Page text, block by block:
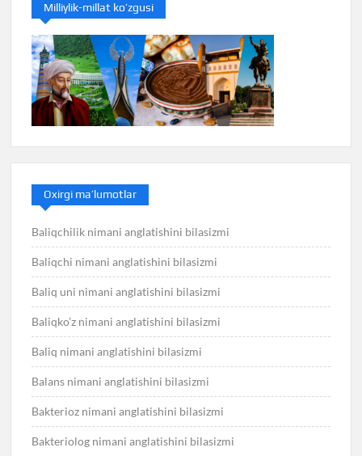
Milliylik-millat ko’zgusi
Oxirgi ma’lumotlar
Baliqchilik nimani anglatishini bilasizmi
Baliqchi nimani anglatishini bilasizmi
Baliq uni nimani anglatishini bilasizmi
Baliqko’z nimani anglatishini bilasizmi
Baliq nimani anglatishini bilasizmi
Balans nimani anglatishini bilasizmi
Bakterioz nimani anglatishini bilasizmi
Bakteriolog nimani anglatishini bilasizmi